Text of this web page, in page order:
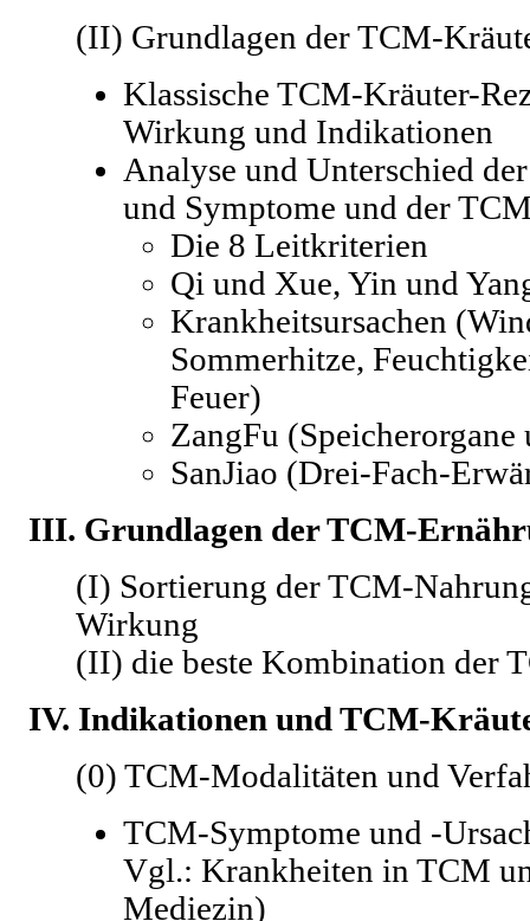
(II) Grundlagen der TCM-
Klassische TCM-Kräuter-
Wirkung und Indikationen
Analyse und Unterschied
und Symptome und der
Die 8 Leitkriterien
Qi und Xue, Yin und
Krankheitsursachen
Sommerhitze,
Feuer)
ZangFu
SanJiao (Drei-Fach-
III. Grundlagen der TCM-
(I) Sortierung der TCM-
Wirkung
(II) die beste Kombination der
IV. Indikationen und TCM-
(0) TCM-Modalitäten und
TCM-Symptome und -
Vgl.: Krankheiten in TCM
Mediezin)